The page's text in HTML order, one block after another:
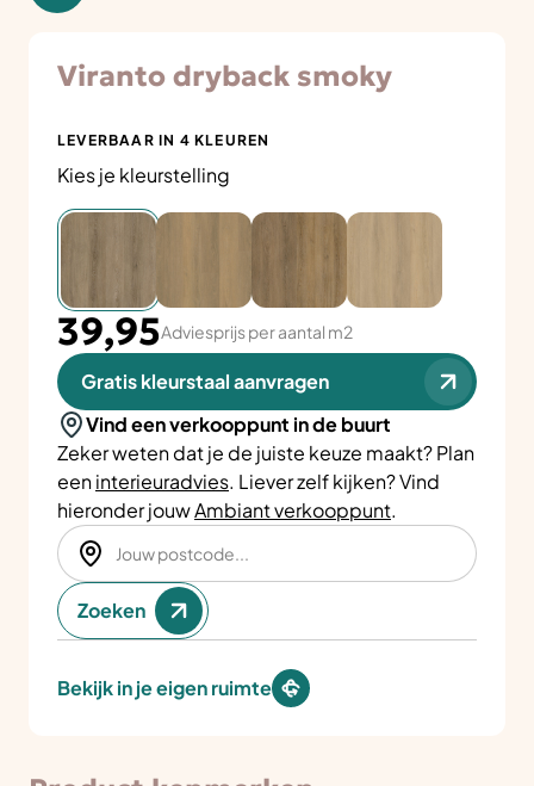
Viranto dryback smoky
LEVERBAAR IN 4 KLEUREN
Kies je kleurstelling
39,95Adviesprijs per aantal m2
Gratis kleurstaal aanvragen
Vind een verkooppunt in de buurt
Zeker weten dat je de juiste keuze maakt? Plan
eeninterieuradvies. Liever zelf kijken? Vind
hieronder jouwAmbiant verkooppunt.
Zoeken
Bekijk in je eigen ruimte